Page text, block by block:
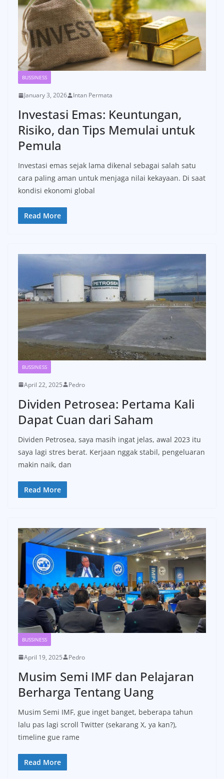
BUSSINESS
January 3, 2026 Intan Permata
Investasi Emas: Keuntungan,
Risiko, dan Tips Memulai untuk
Pemula
Investasi emas sejak lama dikenal sebagai salah satu
cara paling aman untuk menjaga nilai kekayaan. Di saat
kondisi ekonomi global
Read More
BUSSINESS
April 22, 2025 Pedro
Dividen Petrosea: Pertama Kali
Dapat Cuan dari Saham
Dividen Petrosea, saya masih ingat jelas, awal 2023 itu
saya lagi stres berat. Kerjaan nggak stabil, pengeluaran
makin naik, dan
Read More
BUSSINESS
April 19, 2025 Pedro
Musim Semi IMF dan Pelajaran
Berharga Tentang Uang
Musim Semi IMF, gue inget banget, beberapa tahun
lalu pas lagi scroll Twitter (sekarang X, ya kan?),
timeline gue rame
Read More